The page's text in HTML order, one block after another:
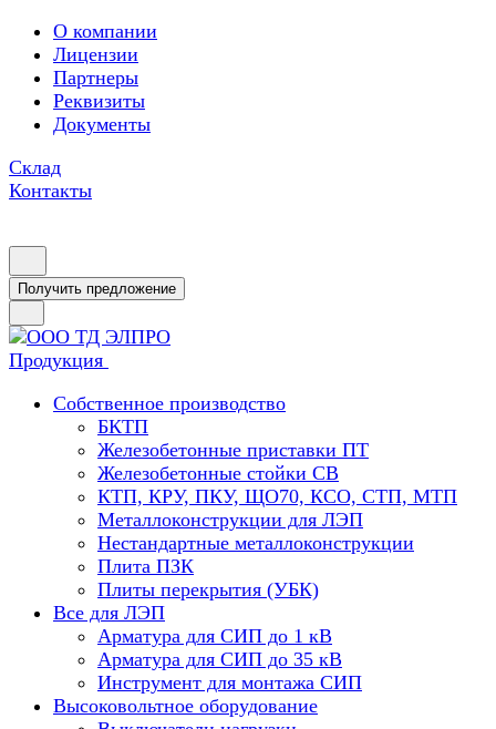
О компании
Лицензии
Партнеры
Реквизиты
Документы
Склад
Контакты
Получить предложение
Продукция
Собственное производство
БКТП
Железобетонные приставки ПТ
Железобетонные стойки СВ
КТП, КРУ, ПКУ, ЩО70, КСО, СТП, МТП
Металлоконструкции для ЛЭП
Нестандартные металлоконструкции
Плита ПЗК
Плиты перекрытия (УБК)
Все для ЛЭП
Арматура для СИП до 1 кВ
Арматура для СИП до 35 кВ
Инструмент для монтажа СИП
Высоковольтное оборудование